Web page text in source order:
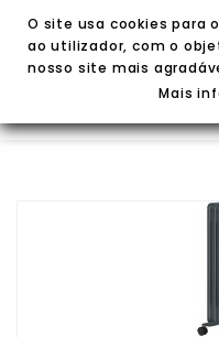
O site usa cookies para
ao utilizador, com o
nosso site mais
Mais